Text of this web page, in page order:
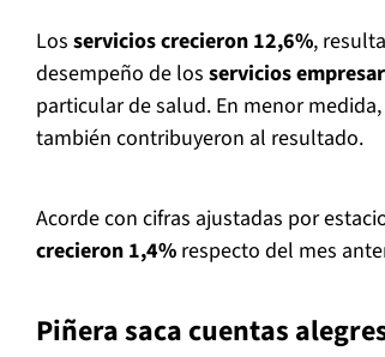
Los servicios crecieron 12,6%,
desempeño de los servicios
particular de salud. En menor
también contribuyeron al resultado.
Acorde con cifras ajustadas por
crecieron 1,4% respecto del mes
Piñera saca cuentas